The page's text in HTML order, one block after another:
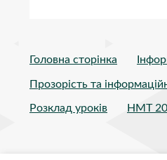
Головна сторінка
Прозорість та
Розклад уроків
НМТ